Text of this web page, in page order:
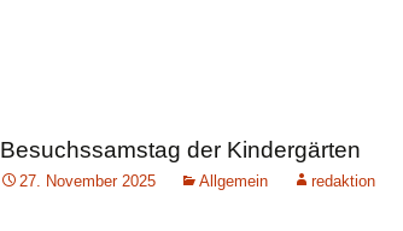
Besuchssamstag der Kindergärten
27. November 2025 Allgemein redaktion